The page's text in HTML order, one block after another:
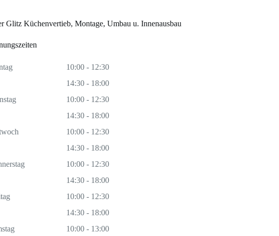
Glitz Küchenvertieb, Montage, Umbau u. Innenausbau
10:00 - 12:30
14:30 - 18:00
10:00 - 12:30
14:30 - 18:00
10:00 - 12:30
14:30 - 18:00
10:00 - 12:30
14:30 - 18:00
10:00 - 12:30
14:30 - 18:00
10:00 - 13:00